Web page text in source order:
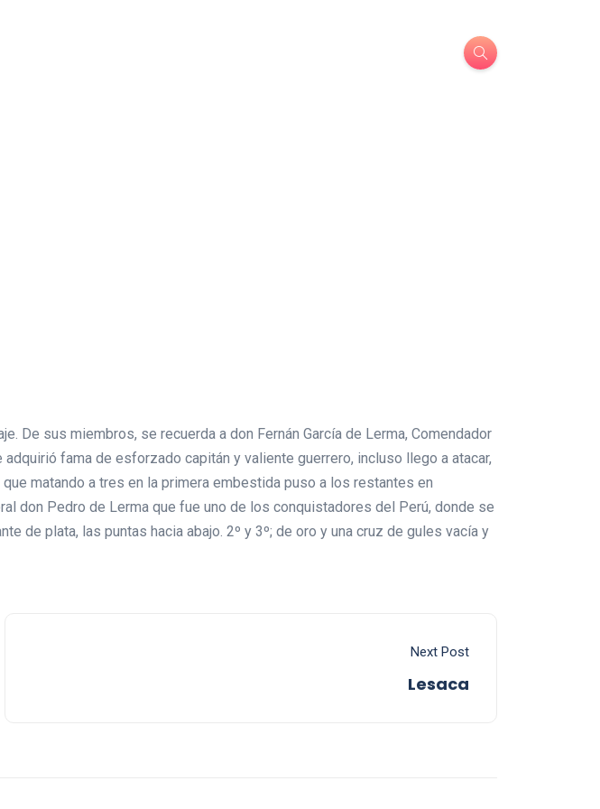
De sus miembros, se recuerda a don Fernán García de Lerma, Comendador
fama de esforzado capitán y valiente guerrero, incluso llego a atacar,
matando a tres en la primera embestida puso a los restantes en
don Pedro de Lerma que fue uno de los conquistadores del Perú, donde se
de plata, las puntas hacia abajo. 2º y 3º; de oro y una cruz de gules vacía y
Next Post
Lesaca